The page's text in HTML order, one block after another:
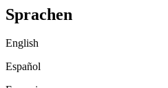
Sprachen
English
Español